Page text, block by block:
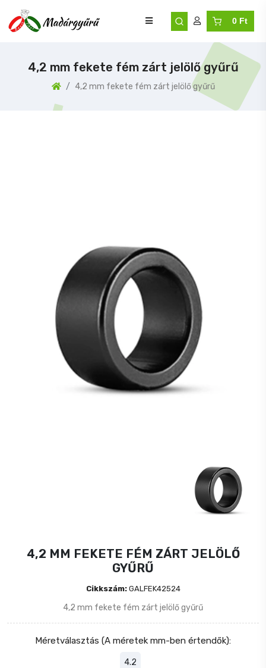
0 Ft
4,2 mm fekete fém zárt jelölő gyűrű
4,2 mm fekete fém zárt jelölő gyűrű
4,2 MM FEKETE FÉM ZÁRT JELÖLŐ
GYŰRŰ
Cikkszám: GALFEK42524
4,2 mm fekete fém zárt jelölő gyűrű
Méretválasztás (A méretek mm-ben értendők):
4.2